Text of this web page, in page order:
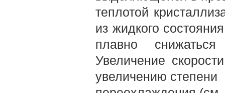
теплотой
из жидкого
плавно
Увеличение
увеличению степени